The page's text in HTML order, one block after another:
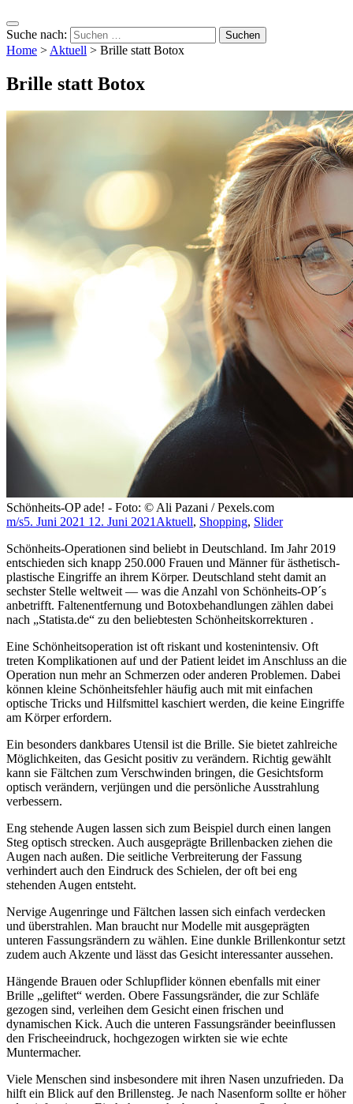
Suche nach:
Home > Aktuell > Brille statt Botox
Brille statt Botox
Schönheits-OP ade! - Foto: © Ali Pazani / Pexels.com
m/s5. Juni 2021 12. Juni 2021 Aktuell, Shopping, Slider
Schönheits-Operationen sind beliebt in Deutschland. Im Jahr 2019
entschieden sich knapp 250.000 Frauen und Männer für ästhetisch-
plastische Eingriffe an ihrem Körper. Deutschland steht damit an
sechster Stelle weltweit — was die Anzahl von Schönheits-OP´s
anbetrifft. Faltenentfernung und Botoxbehandlungen zählen dabei
nach „Statista.de“ zu den beliebtesten Schönheitskorrekturen .
Eine Schönheitsoperation ist oft riskant und kostenintensiv. Oft
treten Komplikationen auf und der Patient leidet im Anschluss an die
Operation nun mehr an Schmerzen oder anderen Problemen. Dabei
können kleine Schönheitsfehler häufig auch mit mit einfachen
optische Tricks und Hilfsmittel kaschiert werden, die keine Eingriffe
am Körper erfordern.
Ein besonders dankbares Utensil ist die Brille. Sie bietet zahlreiche
Möglichkeiten, das Gesicht positiv zu verändern. Richtig gewählt
kann sie Fältchen zum Verschwinden bringen, die Gesichtsform
optisch verändern, verjüngen und die persönliche Ausstrahlung
verbessern.
Eng stehende Augen lassen sich zum Beispiel durch einen langen
Steg optisch strecken. Auch ausgeprägte Brillenbacken ziehen die
Augen nach außen. Die seitliche Verbreiterung der Fassung
verhindert auch den Eindruck des Schielen, der oft bei eng
stehenden Augen entsteht.
Nervige Augenringe und Fältchen lassen sich einfach verdecken
und überstrahlen. Man braucht nur Modelle mit ausgeprägten
unteren Fassungsrändern zu wählen. Eine dunkle Brillenkontur setzt
zudem auch Akzente und lässt das Gesicht interessanter aussehen.
Hängende Brauen oder Schlupflider können ebenfalls mit einer
Brille „geliftet“ werden. Obere Fassungsränder, die zur Schläfe
gezogen sind, verleihen dem Gesicht einen frischen und
dynamischen Kick. Auch die unteren Fassungsränder beeinflussen
den Frischeeindruck, hochgezogen wirkten sie wie echte
Muntermacher.
Viele Menschen sind insbesondere mit ihren Nasen unzufrieden. Da
hilft ein Blick auf den Brillensteg. Je nach Nasenform sollte er höher